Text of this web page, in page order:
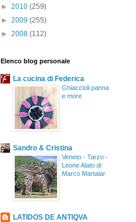
► 2010 (259)
► 2009 (255)
► 2008 (112)
Elenco blog personale
La cucina di Federica
Ghiaccioli panna
e more
Sandro & Cristina
Veneto - Tarzo -
Leone Alato di
Marco Martalar
LATIDOS DE ANTIQVA